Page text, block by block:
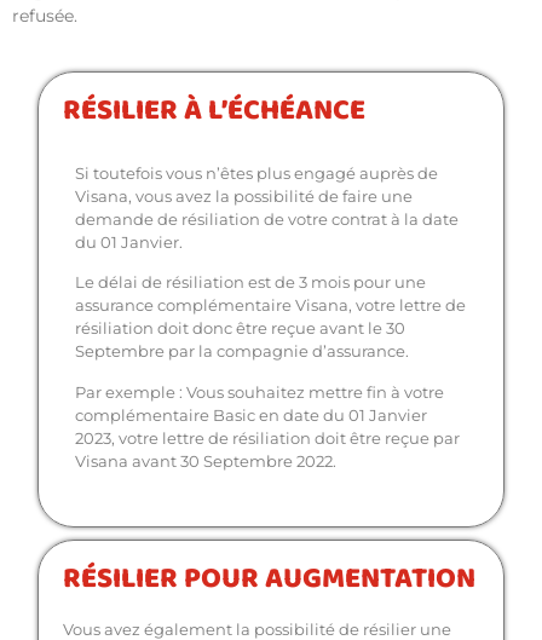
refusée.
RÉSILIER À L’ÉCHÉANCE
Si toutefois vous n’êtes plus engagé auprès de
Visana, vous avez la possibilité de faire une
demande de résiliation de votre contrat à la date
du 01 Janvier.
Le délai de résiliation est de 3 mois pour une
assurance complémentaire Visana, votre lettre de
résiliation doit donc être reçue avant le 30
Septembre par la compagnie d’assurance.
Par exemple : Vous souhaitez mettre fin à votre
complémentaire Basic en date du 01 Janvier
2023, votre lettre de résiliation doit être reçue par
Visana avant 30 Septembre 2022.
RÉSILIER POUR AUGMENTATION
Vous avez également la possibilité de résilier une